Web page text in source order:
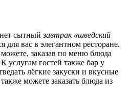
сытныйзавтрак «шведский
для вас в элегантном ресторане.
заказав по меню блюда
услугам гостей также бар у
лёгкие закуски и вкусные
можете заказать блюда из